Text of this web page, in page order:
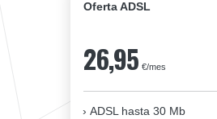
Oferta ADSL
26,95 €/mes
ADSL hasta 30 Mb